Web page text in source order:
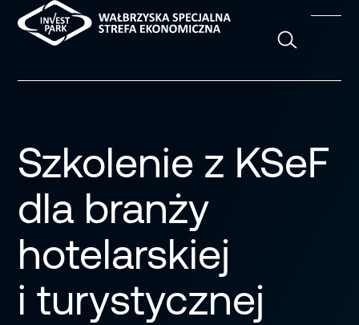
Szkolenie z KSeF
dla branży
hotelarskiej
i turystycznej